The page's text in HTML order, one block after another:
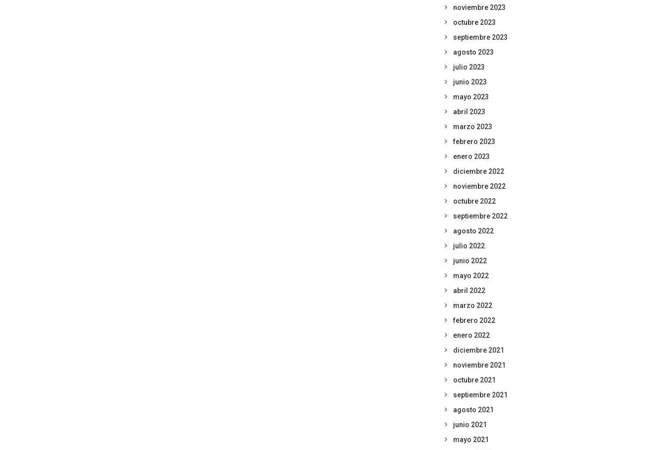
noviembre 2023
octubre 2023
septiembre 2023
agosto 2023
julio 2023
junio 2023
mayo 2023
abril 2023
marzo 2023
febrero 2023
enero 2023
diciembre 2022
noviembre 2022
octubre 2022
septiembre 2022
agosto 2022
julio 2022
junio 2022
mayo 2022
abril 2022
marzo 2022
febrero 2022
enero 2022
diciembre 2021
noviembre 2021
octubre 2021
septiembre 2021
agosto 2021
junio 2021
mayo 2021